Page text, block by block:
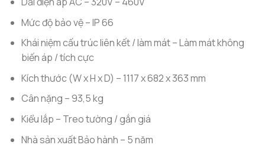
Mức độ bảo vệ – IP 66
Khái niệm cấu trúc liên kết / làm mát – Làm mát không
biến áp / tích cực
Kích thước (W x H x D) – 1117 x 682 x 363 mm
Cân nặng – 93,5 kg
Kiểu lắp – Treo tường / gắn giá
Nhà sản xuất Bảo hành – 5 năm